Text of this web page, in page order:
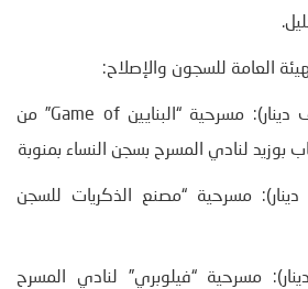
العامة للسجون والإصلاح:
– الجائزة الأولى (3 آلاف دينار): مسرحية “البنايين Game of” من
بوزيد لنادي المسرح بسجن النساء بمنوبة
– الجائزة الثانية (1500 دينار): مسرحية “مصنع الذكريات للسجن
مسرحية “فيلوبري” لنادي المسرح